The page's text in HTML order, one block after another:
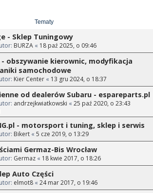
Tematy
- Sklep Tuningowy
BURZA « 18 paź 2025, o 09:46
- obszywanie kierownic, modyfikacja
samochodowe
Kier Center « 13 gru 2024, o 18:37
od dealerów Subaru - espareparts.pl
andrzejkwiatkowski « 25 paź 2020, o 23:43
- motorsport i tuning, sklep i serwis
Bikert « 5 cze 2019, o 13:29
Germaz-Bis Wrocław
Germaz « 18 kwie 2017, o 18:26
Auto Części
elmot8 « 24 mar 2017, o 19:46